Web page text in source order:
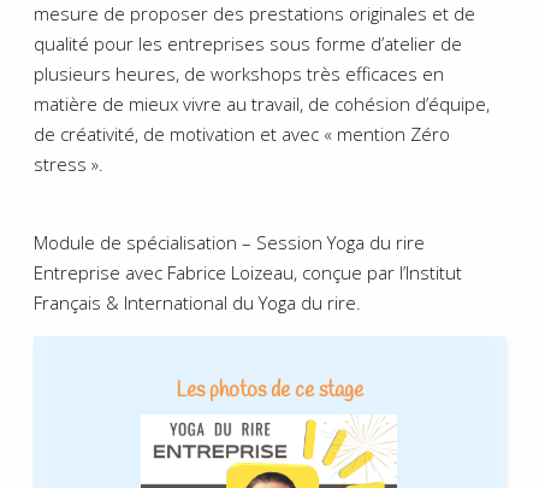
mesure de proposer des prestations originales et de
qualité pour les entreprises sous forme d’atelier de
plusieurs heures, de workshops très efficaces en
matière de mieux vivre au travail, de cohésion d’équipe,
de créativité, de motivation et avec « mention Zéro
stress ».
Module de spécialisation – Session Yoga du rire
Entreprise avec Fabrice Loizeau, conçue par l’Institut
Français & International du Yoga du rire.
Les photos de ce stage